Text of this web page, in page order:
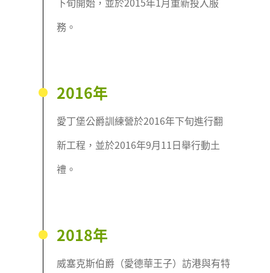
務。
2016年
愛丁堡公爵訓練營於2016年下旬進行翻
新工程，並於2016年9月11日舉行動土
禮。
2018年
威塞克斯伯爵（愛德華王子）訪港與有特